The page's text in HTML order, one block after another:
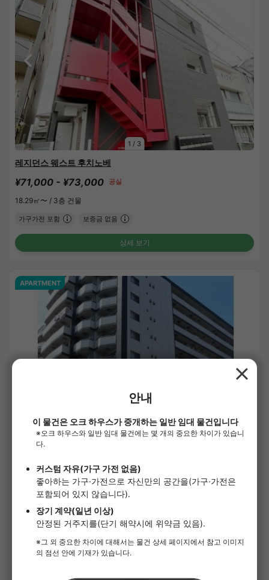
1 / 3
레지던스 웨스트 후치노베
¥71,000 - ¥73,000 공실
18.29㎡〜 / 3층 건물
가구가전 포함 보증금 없음
상세 보기
APARTMENT
G-comfort WEST 신요코하마
¥114,000 - ¥114,000 공실
22.99㎡〜 / 11층 건물
가구가전 포함 보증금 없음
상세 보기